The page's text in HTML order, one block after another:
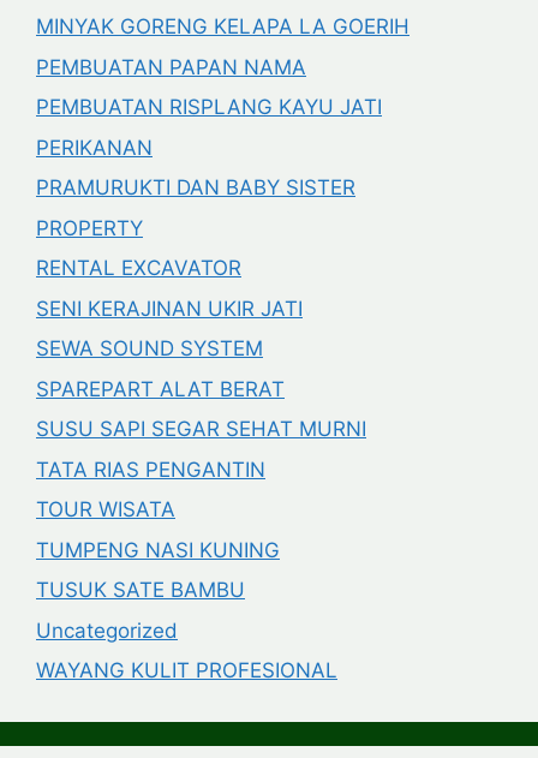
MINYAK GORENG KELAPA LA GOERIH
PEMBUATAN PAPAN NAMA
PEMBUATAN RISPLANG KAYU JATI
PERIKANAN
PRAMURUKTI DAN BABY SISTER
PROPERTY
RENTAL EXCAVATOR
SENI KERAJINAN UKIR JATI
SEWA SOUND SYSTEM
SPAREPART ALAT BERAT
SUSU SAPI SEGAR SEHAT MURNI
TATA RIAS PENGANTIN
TOUR WISATA
TUMPENG NASI KUNING
TUSUK SATE BAMBU
Uncategorized
WAYANG KULIT PROFESIONAL